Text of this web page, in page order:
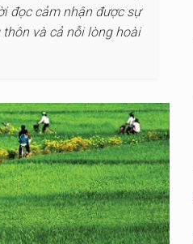
đọc cảm nhận được sự
và cả nỗi lòng hoài